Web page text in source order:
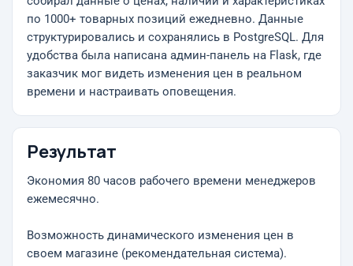
по 1000+ товарных позиций ежедневно. Данные
структурировались и сохранялись в PostgreSQL. Для
удобства была написана админ-панель на Flask, где
заказчик мог видеть изменения цен в реальном
времени и настраивать оповещения.
Результат
Экономия 80 часов рабочего времени менеджеров
ежемесячно.
Возможность динамического изменения цен в
своем магазине (рекомендательная система).